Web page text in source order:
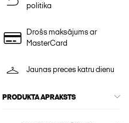
politika
Drošs maksājums ar
MasterCard
Jaunas preces katru dienu
PRODUKTA APRAKSTS